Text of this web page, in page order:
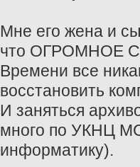
Мне его жена и
что ОГРОМНОЕ
Времени все
восстановить
И заняться
много по УКНЦ
информатику).